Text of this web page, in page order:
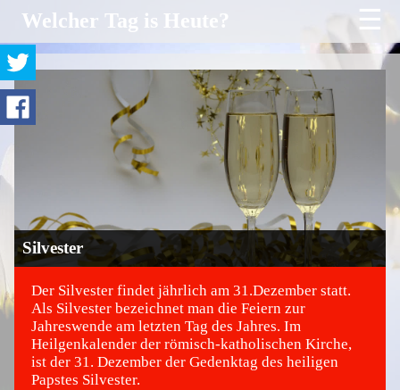
Welcher Tag is Heute? ☰
Silvester
©
Der Silvester findet jährlich am 31.Dezember statt.
Als Silvester bezeichnet man die Feiern zur
Jahreswende am letzten Tag des Jahres. Im
Heilgenkalender der römisch-katholischen Kirche,
ist der 31. Dezember der Gedenktag des heiligen
Papstes Silvester.